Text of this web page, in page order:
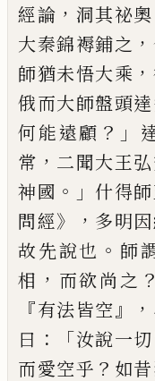
經論 ， 洞其祕奧
大秦錦褥鋪之 ，
師猶未悟大乘 ，
俄而大師盤頭
何能遠顧 ？」
常 ， 二聞大王
神國 。」 什得
問經》， 多明
故先說也 。 師
相 ， 而欲尚之
『有法皆空』，
曰 ：「汝說一
而愛空乎 ？ 如